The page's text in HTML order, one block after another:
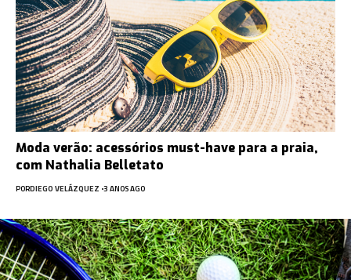
Moda verão: acessórios must-have para a praia,
com Nathalia Belletato
PORDIEGO VELÁZQUEZ 3 ANOS AGO